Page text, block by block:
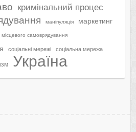
кримінальний процес
маніпуляція маркетинг
самоврядування
соціальні мережі соціальна мережа
Україна